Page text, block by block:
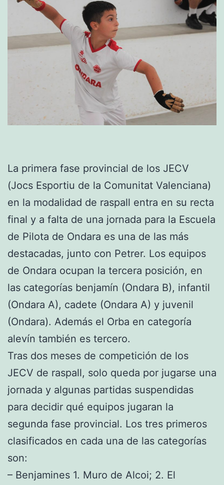
La primera fase provincial de los JECV
(Jocs Esportiu de la Comunitat Valenciana)
en la modalidad de raspall entra en su recta
final y a falta de una jornada para la Escuela
de Pilota de Ondara es una de las más
destacadas, junto con Petrer. Los equipos
de Ondara ocupan la tercera posición, en
las categorías benjamín (Ondara B), infantil
(Ondara A), cadete (Ondara A) y juvenil
(Ondara). Además el Orba en categoría
alevín también es tercero.
Tras dos meses de competición de los
JECV de raspall, solo queda por jugarse una
jornada y algunas partidas suspendidas
para decidir qué equipos jugaran la
segunda fase provincial. Los tres primeros
clasificados en cada una de las categorías
son:
– Benjamines 1. Muro de Alcoi; 2. El